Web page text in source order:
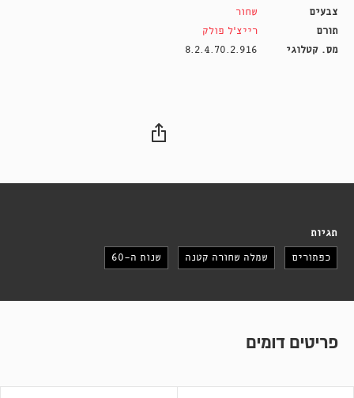
צבעים
שחור
תורם
רייצ׳ל פולק
מס. קטלוגי
8.2.4.70.2.916
תגיות
כפתורים שמלה שחורה קטנה שנות ה-60
פריטים דומים